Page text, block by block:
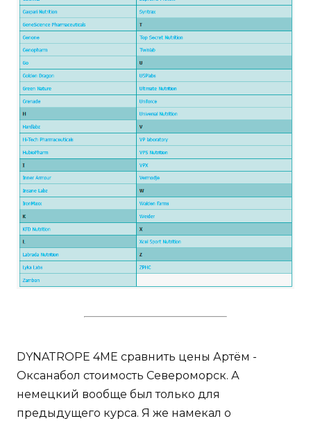
DYNATROPE 4ME сравнить цены Артём -
Оксанабол стоимость Североморск. А
немецкий вообще был только для
предыдущего курса. Я же намекал о